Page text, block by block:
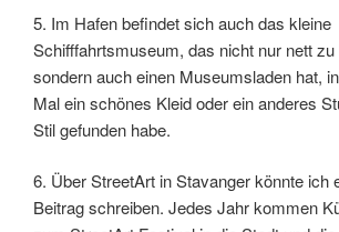
5. Im Hafen befindet sich auch das kleine
Schifffahrtsmuseum, das nicht nur nett
sondern auch einen Museumsladen hat,
Mal ein schönes Kleid oder ein anderes
Stil gefunden habe.
6. Über StreetArt in Stavanger könnte ich
Beitrag schreiben. Jedes Jahr kommen